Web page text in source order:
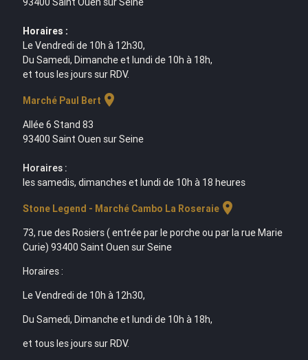
Horaires :
Le Vendredi de 10h à 12h30,
Du Samedi, Dimanche et lundi de 10h à 18h,
et tous les jours sur RDV.
Marché Paul Bert location_on
Allée 6 Stand 83
93400 Saint Ouen sur Seine
Horaires :
les samedis, dimanches et lundi de 10h à 18 heures
Stone Legend - Marché Cambo La Roseraielocation_on
73, rue des Rosiers ( entrée par le porche ou par la rue Marie
Curie) 93400 Saint Ouen sur Seine
Horaires :
Le Vendredi de 10h à 12h30,
Du Samedi, Dimanche et lundi de 10h à 18h,
et tous les jours sur RDV.